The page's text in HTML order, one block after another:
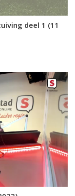
deel 1 (11